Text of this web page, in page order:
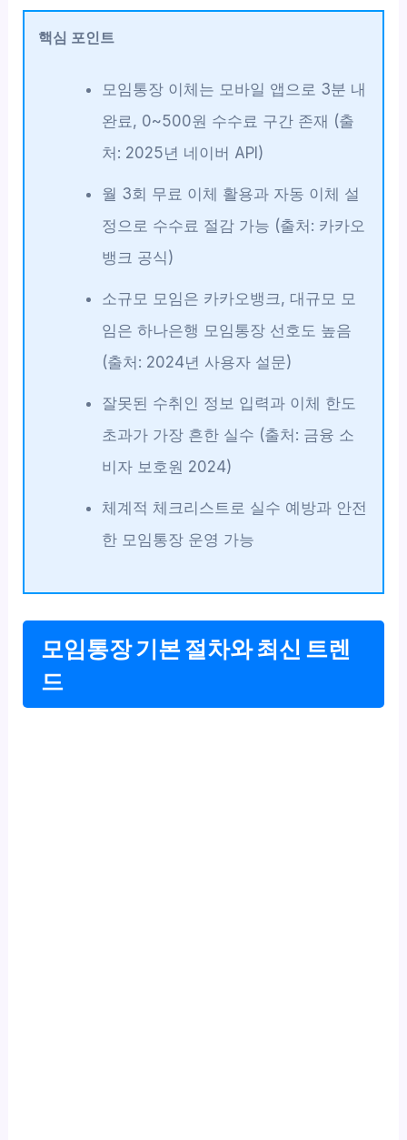
핵심 포인트
모임통장 이체는 모바일 앱으로 3분 내
완료, 0~500원 수수료 구간 존재 (출
처: 2025년 네이버 API)
월 3회 무료 이체 활용과 자동 이체 설
정으로 수수료 절감 가능 (출처: 카카오
뱅크 공식)
소규모 모임은 카카오뱅크, 대규모 모
임은 하나은행 모임통장 선호도 높음
(출처: 2024년 사용자 설문)
잘못된 수취인 정보 입력과 이체 한도
초과가 가장 흔한 실수 (출처: 금융 소
비자 보호원 2024)
체계적 체크리스트로 실수 예방과 안전
한 모임통장 운영 가능
모임통장 기본 절차와 최신 트렌
드